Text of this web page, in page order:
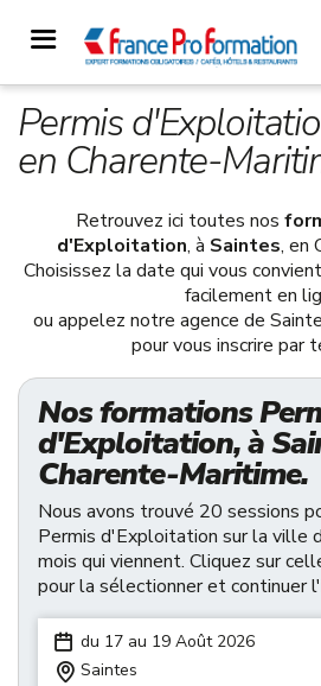
Permis
en Charente-
Retrouvez ici toutes nos
d'Exploitation, à Saintes, en
Choisissez la date qui vous
facilement en
ou appelez notre agence de
pour vous inscrire par
Nos formations
d'Exploitation, à
Charente-Maritime.
Nous avons trouvé 20 sessions
Permis d'Exploitation sur la ville
mois qui viennent. Cliquez sur
pour la sélectionner et continuer
du 17 au 19 Août 2026
Saintes